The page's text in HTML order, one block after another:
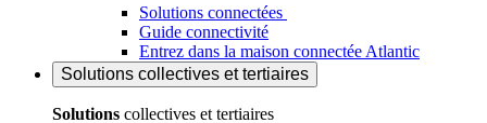
Solutions connectées
Guide connectivité
Entrez dans la maison connectée Atlantic
Solutions collectives et tertiaires
Solutions collectives et tertiaires